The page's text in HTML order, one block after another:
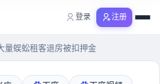
登录 注册
量蜈蚣租客退房被扣押金